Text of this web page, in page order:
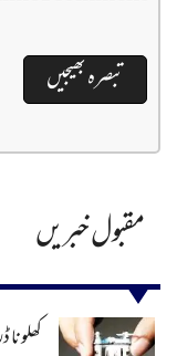
مقبول خبریں